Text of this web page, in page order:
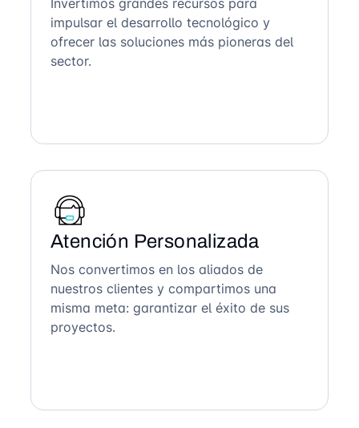
Invertimos grandes recursos para
impulsar el desarrollo tecnológico y
ofrecer las soluciones más pioneras del
sector.
Atención Personalizada
Nos convertimos en los aliados de
nuestros clientes y compartimos una
misma meta: garantizar el éxito de sus
proyectos.